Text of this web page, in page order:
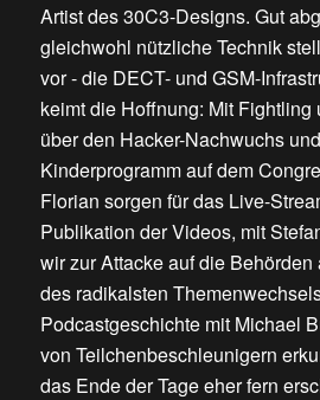
Artist des 30C3-Designs. Gut
gleichwohl nützliche Technik
vor - die DECT- und GSM-
keimt die Hoffnung: Mit Fightling
über den Hacker-Nachwuchs
Kinderprogramm auf dem
Florian sorgen für das Live-
Publikation der Videos, mit
wir zur Attacke auf die
des radikalsten
Podcastgeschichte mit Michael
von Teilchenbeschleunigern
das Ende der Tage eher fern